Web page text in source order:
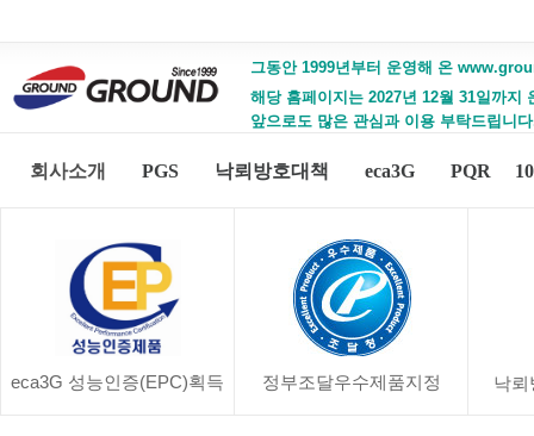
그동안 1999년부터 운영해 온
해당 홈페이지는 2027년 12월 31일까
앞으로도 많은 관심과 이용 부탁드립니
회사소개 PGS 낙뢰방호대책 eca3G PQR
eca3G 성능인증(EPC)획득 정부조달우수제품지정 낙뢰